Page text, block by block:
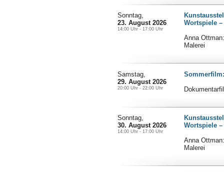
Sonntag,
23. August 2026
14:00 Uhr - 17:00 Uhr
Wortspiele
Anna
Malerei
Samstag,
29. August 2026
20:00 Uhr - 22:00 Uhr
Sonntag,
30. August 2026
14:00 Uhr - 17:00 Uhr
Wortspiele
Anna
Malerei